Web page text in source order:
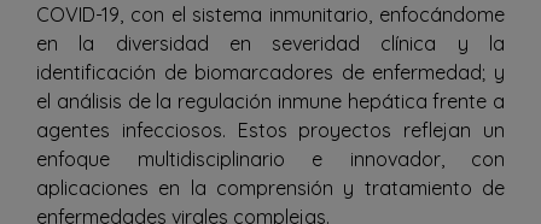
COVID-19, con el sistema inmunitario, enfocándome
en la diversidad en severidad clínica y la
identificación de biomarcadores de enfermedad; y
el análisis de la regulación inmune hepática frente a
agentes infecciosos. Estos proyectos reflejan un
enfoque multidisciplinario e innovador, con
aplicaciones en la comprensión y tratamiento de
enfermedades virales complejas.